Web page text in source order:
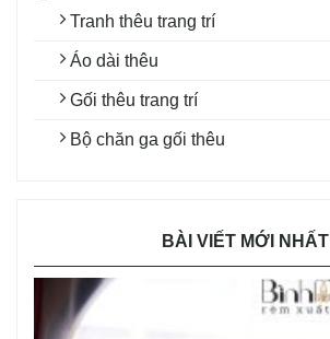
Tranh thêu trang trí
Áo dài thêu
Gối thêu trang trí
Bộ chăn ga gối thêu
BÀI VIẾT MỚI NHẤT